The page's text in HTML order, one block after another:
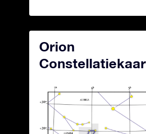
Orion